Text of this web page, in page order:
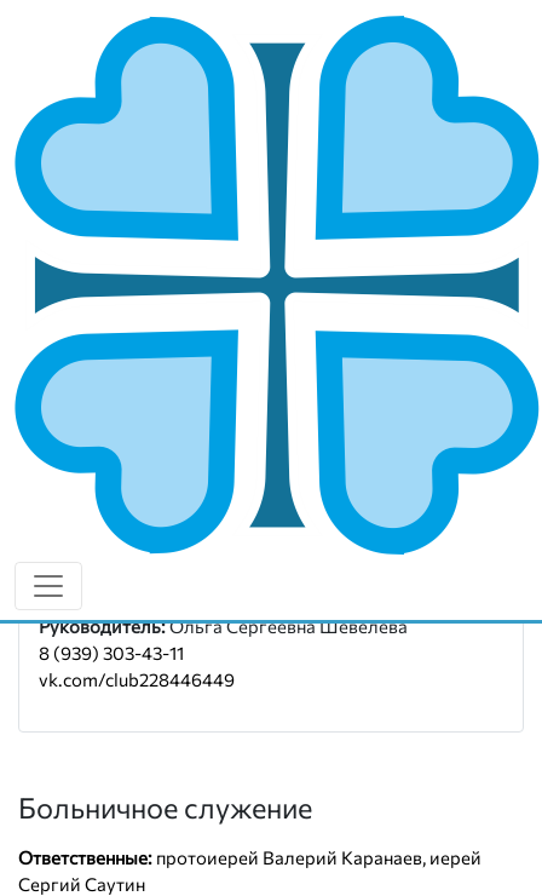
НАБЕРЕЖНО
ЧЕЛНИНСКАЯ И
ЕЛАБУЖСКАЯ
НАБЕРЕЖНОЧЕЛНИНСКАЯ И ЕЛАБУЖСКАЯ
Епархией управляет епископ
Набережночелнинский и Елабужский Гавриил
ОСНОВНЫЕ НАПРАВЛЕНИЯ
РАБОТЫ
Социальное служение
Социальный отдел епархии
Руководитель:Ольга Сергеевна Шевелева
8 (939) 303-43-11
vk.com/club228446449
Больничное служение
Ответственные: протоиерей Валерий Каранаев, иерей
Сергий Саутин